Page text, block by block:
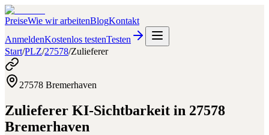
PreiseWie wir arbeitenBlogKontakt
AnmeldenKostenlos testenTesten
Start/PLZ/27578/Zulieferer
27578 Bremerhaven
Zulieferer KI-Sichtbarkeit in 27578
Bremerhaven